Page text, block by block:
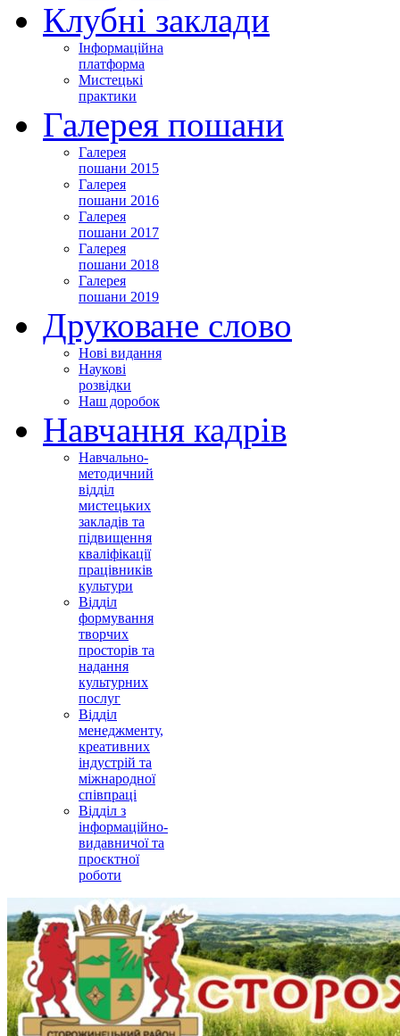
Клубні заклади
Інформаційна
платформа
Мистецькі
практики
Галерея пошани
Галерея
пошани 2015
Галерея
пошани 2016
Галерея
пошани 2017
Галерея
пошани 2018
Галерея
пошани 2019
Друковане слово
Нові видання
Наукові
розвідки
Наш доробок
Навчання кадрів
Навчально-
методичний
відділ
мистецьких
закладів та
підвищення
кваліфікації
працівників
культури
Відділ
формування
творчих
просторів та
надання
культурних
послуг
Відділ
менеджменту,
креативних
індустрій та
міжнародної
співпраці
Відділ з
інформаційно-
видавничої та
проєктної
роботи